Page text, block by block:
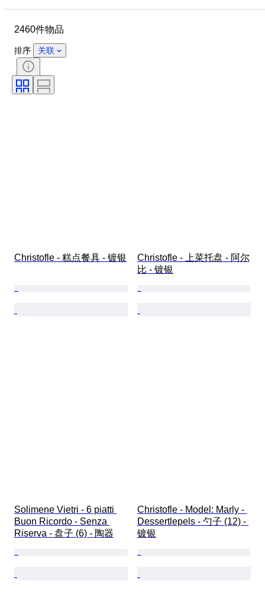
款式
服装尺码
艺术家
出售者
型号
2460件物品
排序 关联
Christofle - 糕点餐具 - 镀银
Christofle - 上菜托盘 - 阿尔
比 - 镀银
Solimene Vietri - 6 piatti
Buon Ricordo - Senza
Riserva - 盘子 (6) - 陶器
Christofle - Model: Marly -
Dessertlepels - 勺子 (12) -
镀银